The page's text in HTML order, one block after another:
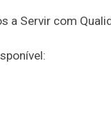
a Servir com